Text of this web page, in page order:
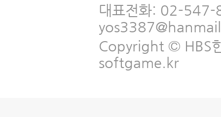
대표전화: 02-
Copyright © HBS
softgame.kr